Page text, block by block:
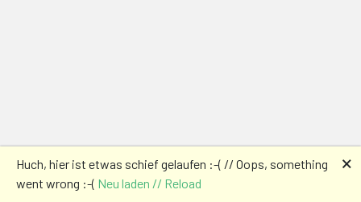
Huch, hier ist etwas schief gelaufen :-( // Oops, something
went wrong :-( Neu laden // Reload
🗙